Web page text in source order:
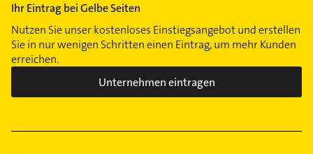
Ihr Eintrag bei Gelbe Seiten
Nutzen Sie unser kostenloses Einstiegsangebot und erstellen
Sie in nur wenigen Schritten einen Eintrag, um mehr Kunden
erreichen.
Unternehmen eintragen